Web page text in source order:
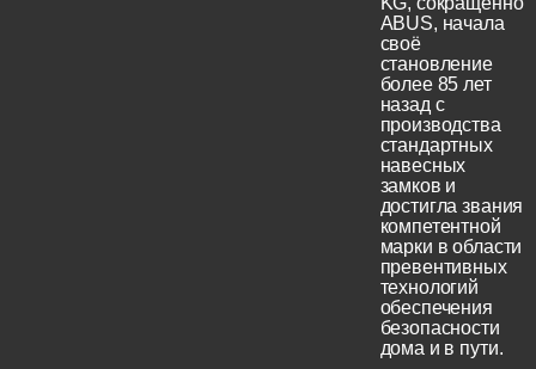
ABUS, начала
своё
становление
более 85 лет
назад с
производства
стандартных
навесных
замков и
достигла звания
компетентной
марки в области
превентивных
технологий
обеспечения
безопасности
дома и в пути.